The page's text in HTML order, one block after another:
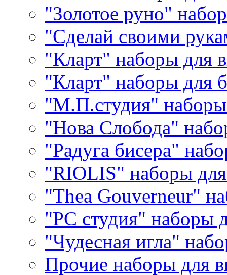
"Золотое руно"
"Сделай своими
"Кларт" наборы для
"Кларт" наборы для
"М.П.студия"
"Нова Слобода"
"Радуга бисера"
"RIOLIS" наборы
"Thea Gouverneur"
"РС студия" наборы
"Чудесная игла"
Прочие наборы для